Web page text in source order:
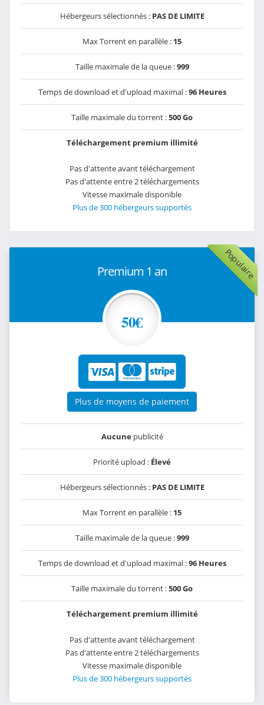
Hébergeurs sélectionnés : PAS DE LIMITE
Max Torrent en parallèle : 15
Taille maximale de la queue :999
Temps de download et d'upload maximal :96 Heures
Taille maximale du torrent :500 Go
Téléchargement premium illimité
Pas d'attente avant téléchargement
Pas d'attente entre 2 téléchargements
Vitesse maximale disponible
Plus de 300 hébergeurs supportés
Populaire
Premium 1 an
50€
Plus de moyens de paiement
Aucunepublicité
Priorité upload : Élevé
Hébergeurs sélectionnés : PAS DE LIMITE
Max Torrent en parallèle : 15
Taille maximale de la queue :999
Temps de download et d'upload maximal :96 Heures
Taille maximale du torrent :500 Go
Téléchargement premium illimité
Pas d'attente avant téléchargement
Pas d'attente entre 2 téléchargements
Vitesse maximale disponible
Plus de 300 hébergeurs supportés